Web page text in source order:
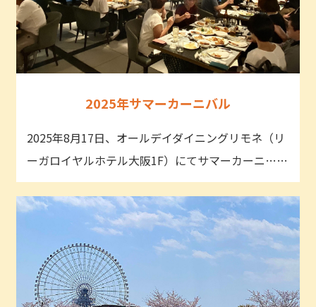
2025年サマーカーニバル
2025年8月17日、オールデイダイニングリモネ（リ
ーガロイヤルホテル大阪1F）にてサマーカーニ……